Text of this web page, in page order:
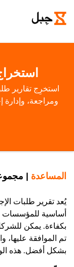
استخرِج تقارير
ومراجعة،
المساعدة |
يُعد تقرير طلبات
أساسية للمؤسسات
بكفاءة. يمكن
تم الموافقة عليها،
بشكل أفضل. هذه